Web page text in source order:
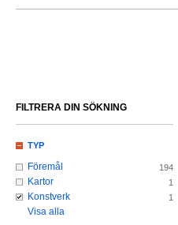
FILTRERA DIN SÖKNING
TYP
Föremål 194
Kartor 1
Konstverk 1
Visa alla